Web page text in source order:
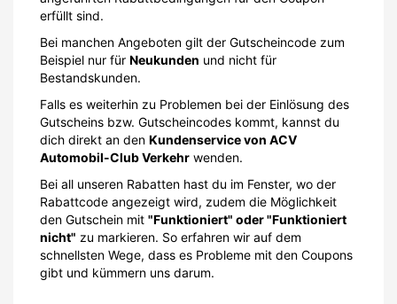
erfüllt sind.
Bei manchen Angeboten gilt der Gutscheincode zum
Beispiel nur für Neukunden und nicht für
Bestandskunden.
Falls es weiterhin zu Problemen bei der Einlösung des
Gutscheins bzw. Gutscheincodes kommt, kannst du
dich direkt an den Kundenservice von ACV
Automobil-Club Verkehr wenden.
Bei all unseren Rabatten hast du im Fenster, wo der
Rabattcode angezeigt wird, zudem die Möglichkeit
den Gutschein mit "Funktioniert" oder "Funktioniert
nicht" zu markieren. So erfahren wir auf dem
schnellsten Wege, dass es Probleme mit den Coupons
gibt und kümmern uns darum.